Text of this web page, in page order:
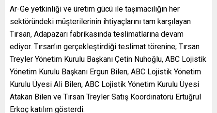
Ar-Ge yetkinliği ve üretim gücü ile taşımacılığın her
sektöründeki müşterilerinin ihtiyaçlarını tam karşılayan
Tırsan, Adapazarı fabrikasında teslimatlarına devam
ediyor. Tırsan’ın gerçekleştirdiği teslimat törenine; Tırsan
Treyler Yönetim Kurulu Başkanı Çetin Nuhoğlu, ABC Lojistik
Yönetim Kurulu Başkanı Ergun Bilen, ABC Lojistik Yönetim
Kurulu Üyesi Ali Bilen, ABC Lojistik Yönetim Kurulu Üyesi
Atakan Bilen ve Tırsan Treyler Satış Koordinatörü Ertuğrul
Erkoç katılım gösterdi.